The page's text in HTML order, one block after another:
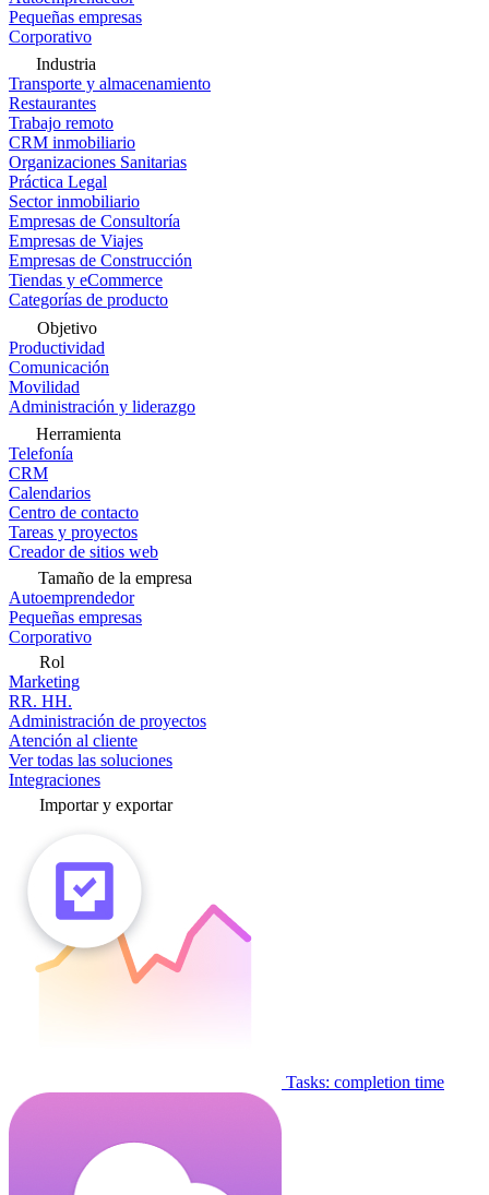
Pequeñas empresas
Corporativo
Industria
Transporte y almacenamiento
Restaurantes
Trabajo remoto
CRM inmobiliario
Organizaciones Sanitarias
Práctica Legal
Sector inmobiliario
Empresas de Consultoría
Empresas de Viajes
Empresas de Construcción
Tiendas y eCommerce
Categorías de producto
Objetivo
Productividad
Comunicación
Movilidad
Administración y liderazgo
Herramienta
Telefonía
CRM
Calendarios
Centro de contacto
Tareas y proyectos
Creador de sitios web
Tamaño de la empresa
Autoemprendedor
Pequeñas empresas
Corporativo
Rol
Marketing
RR. HH.
Administración de proyectos
Atención al cliente
Ver todas las soluciones
Integraciones
Importar y exportar
Tasks: completion time